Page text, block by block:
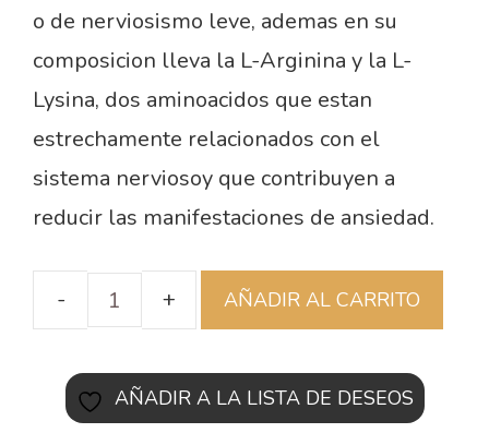
o de nerviosismo leve, ademas en su
composicion lleva la L-Arginina y la L-
Lysina, dos aminoacidos que estan
estrechamente relacionados con el
sistema nerviosoy que contribuyen a
reducir las manifestaciones de ansiedad.
AÑADIR AL CARRITO
AÑADIR A LA LISTA DE DESEOS